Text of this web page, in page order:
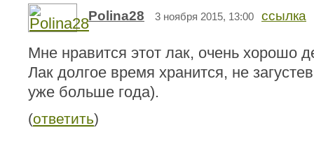
Polina28 3 ноября 2015, 13:00 ссылка
Мне нравится этот лак, очень хорошо
Лак долгое время хранится, не
уже больше года).
(ответить)